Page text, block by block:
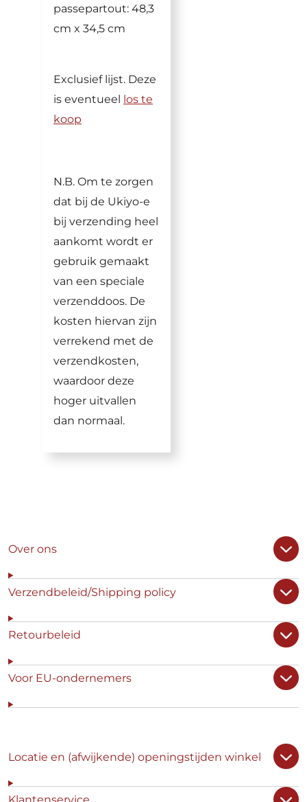
passepartout: 48,3
cm x 34,5 cm
Exclusief lijst. Deze
is eventueel los te
koop
N.B. Om te zorgen
dat bij de Ukiyo-e
bij verzending heel
aankomt wordt er
gebruik gemaakt
van een speciale
verzenddoos. De
kosten hiervan zijn
verrekend met de
verzendkosten,
waardoor deze
hoger uitvallen
dan normaal.
Over ons
Verzendbeleid/Shipping policy
Retourbeleid
Voor EU-ondernemers
Locatie en (afwijkende) openingstijden winkel